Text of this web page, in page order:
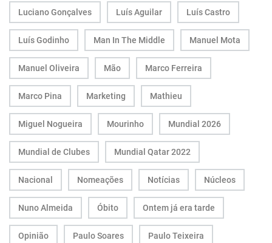
Luciano Gonçalves Luís Aguilar Luís Castro
Luís Godinho Man In The Middle Manuel Mota
Manuel Oliveira Mão Marco Ferreira
Marco Pina Marketing Mathieu
Miguel Nogueira Mourinho Mundial 2026
Mundial de Clubes Mundial Qatar 2022
Nacional Nomeações Notícias Núcleos
Nuno Almeida Óbito Ontem já era tarde
Opinião Paulo Soares Paulo Teixeira